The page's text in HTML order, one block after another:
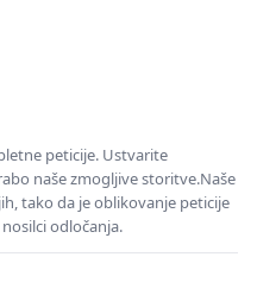
peticije. Ustvarite
naše zmogljive storitve.Naše
tako da je oblikovanje peticije
odločanja.